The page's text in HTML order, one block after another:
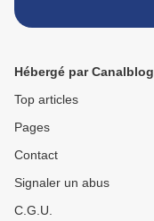
Hébergé par Canalblog
Top articles
Pages
Contact
Signaler un abus
C.G.U.